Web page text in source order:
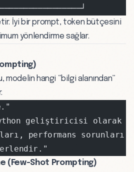
İyi bir prompt, token bütçesini
yönlendirme sağlar.
modelin hangi “bilgi alanından”
geliştiricisi olarak
performans sorunları
(Few-Shot Prompting)